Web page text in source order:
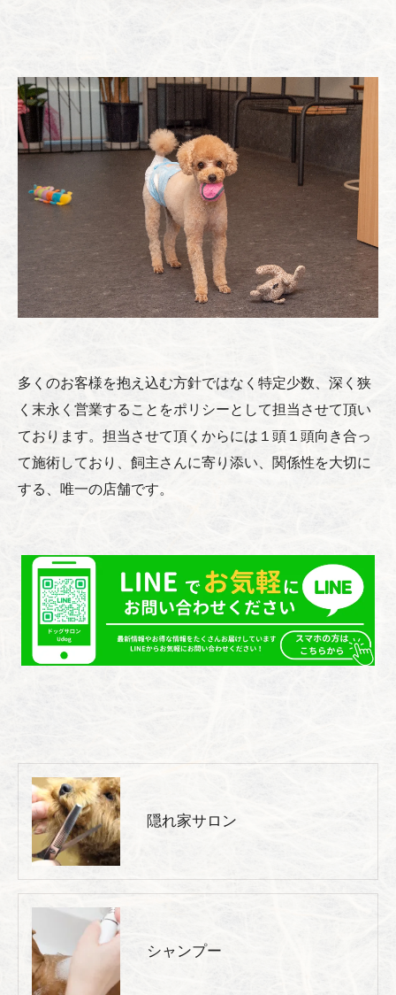
多くのお客様を抱え込む方針ではなく特定少数、深く狭
く末永く営業することをポリシーとして担当させて頂い
ております。担当させて頂くからには１頭１頭向き合っ
て施術しており、飼主さんに寄り添い、関係性を大切に
する、唯一の店舗です。
隠れ家サロン
シャンプー